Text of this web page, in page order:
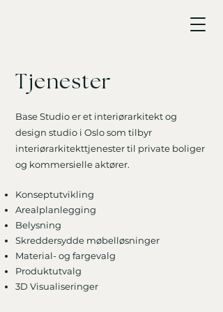
Tjenester
Base Studio er et interiørarkitekt og
design studio i Oslo som tilbyr
interiørarkitekttjenester til private boliger
og kommersielle aktører.
Konseptutvikling
Arealplanlegging
Belysning
Skreddersydde møbelløsninger
Material- og fargevalg
Produktutvalg
3D Visualiseringer